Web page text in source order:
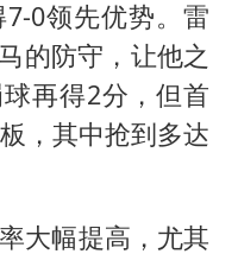
0领先优势。雷
的防守，让他之
再得2分，但首
，其中抢到多达
大幅提高，尤其